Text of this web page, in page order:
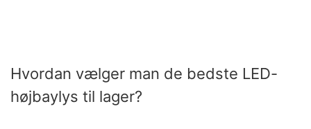
Hvordan vælger man de bedste LED-
højbaylys til lager?